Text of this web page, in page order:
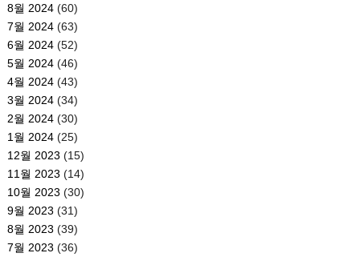
8월 2024(60)
7월 2024(63)
6월 2024(52)
5월 2024(46)
4월 2024(43)
3월 2024(34)
2월 2024(30)
1월 2024(25)
12월 2023 (15)
11월 2023 (14)
10월 2023 (30)
9월 2023 (31)
8월 2023 (39)
7월 2023 (36)